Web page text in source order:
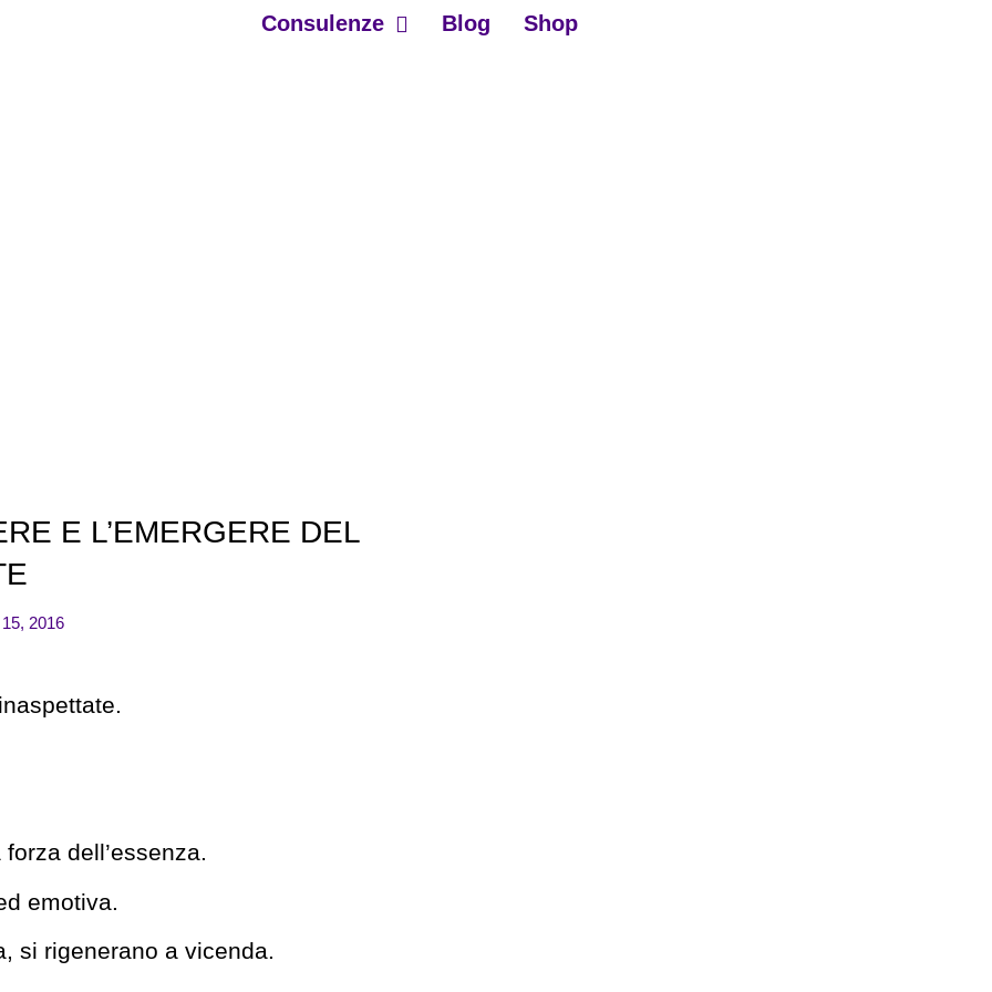
Consulenze
Blog Shop
E L’EMERGERE DEL
2016
dell’essenza.
emotiva.
si rigenerano a vicenda.